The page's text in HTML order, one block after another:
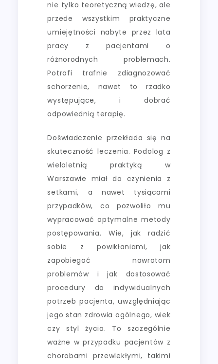
nie tylko teoretyczną wiedzę, ale
przede wszystkim praktyczne
umiejętności nabyte przez lata
pracy z pacjentami o
różnorodnych problemach.
Potrafi trafnie zdiagnozować
schorzenie, nawet to rzadko
występujące, i dobrać
odpowiednią terapię.
Doświadczenie przekłada się na
skuteczność leczenia. Podolog z
wieloletnią praktyką w
Warszawie miał do czynienia z
setkami, a nawet tysiącami
przypadków, co pozwoliło mu
wypracować optymalne metody
postępowania. Wie, jak radzić
sobie z powikłaniami, jak
zapobiegać nawrotom
problemów i jak dostosować
procedury do indywidualnych
potrzeb pacjenta, uwzględniając
jego stan zdrowia ogólnego, wiek
czy styl życia. To szczególnie
ważne w przypadku pacjentów z
chorobami przewlekłymi, takimi